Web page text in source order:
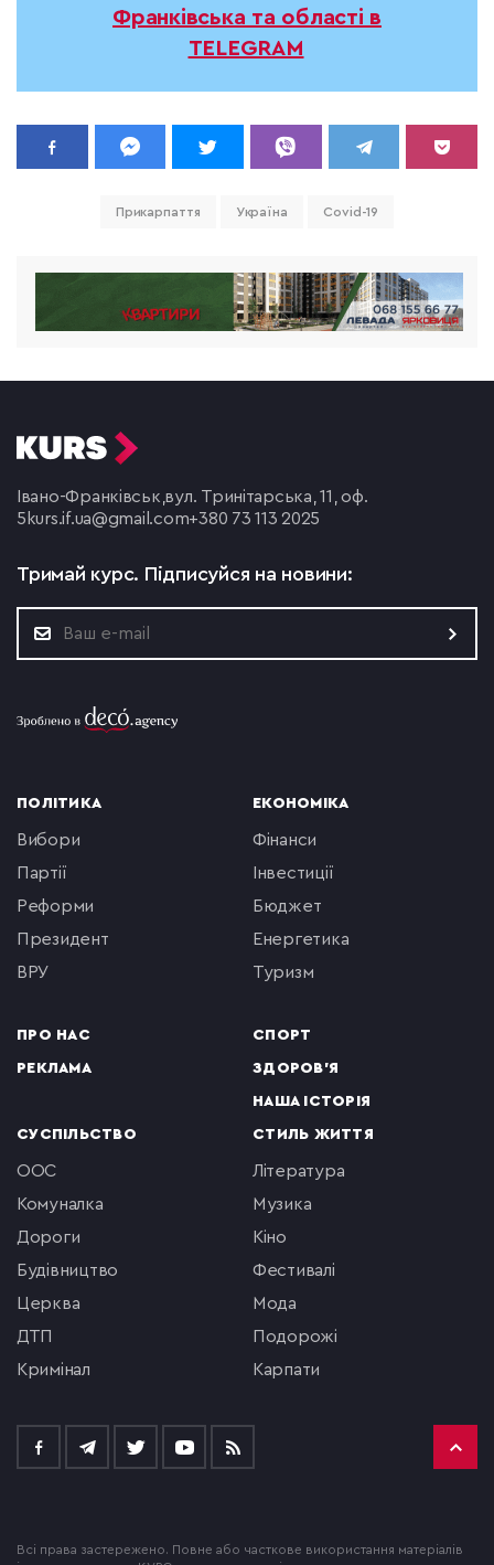
Франківська та області в
TELEGRAM
Прикарпаття Україна Covid-19
Івано-Франківськ,вул. Тринітарська, 11, оф.
5 kurs.if.ua@gmail.com+380 73 113 2025
Тримай курс. Підписуйся на новини:
ПОЛІТИКА
вибори
партії
реформи
президент
ВРУ
ПРО НАС
РЕКЛАМА
ЕКОНОМІКА
фінанси
інвестиції
бюджет
енергетика
туризм
СПОРТ
ЗДОРОВ'Я
НАША ІСТОРІЯ
СУСПІЛЬСТВО
ООС
комуналка
Дороги
будівництво
церква
ДТП
кримінал
СТИЛЬ ЖИТТЯ
література
музика
кіно
фестивалі
мода
подорожі
Карпати
Всі права застережено. Повне або часткове використання матеріалів